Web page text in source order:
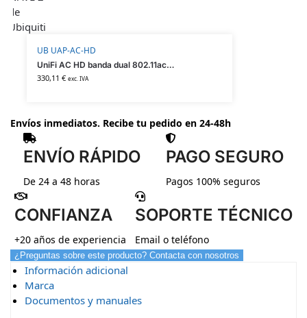
UB UAP-AC-HD
UniFi AC HD banda dual 802.11ac WAVE 2 de Ubiquiti
330,11 € exc. IVA
Envíos inmediatos. Recibe tu pedido en 24-48h
ENVÍO RÁPIDO
De 24 a 48 horas
PAGO SEGURO
Pagos 100% seguros
CONFIANZA
+20 años de experiencia
SOPORTE TÉCNICO
Email o teléfono
¿Preguntas sobre este producto? Contacta con nosotros
Información adicional
Marca
Documentos y manuales